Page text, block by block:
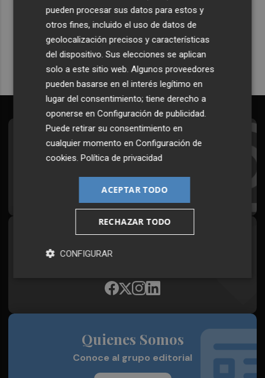
Plaza Podcast en tu correo
Quiero suscribirme
Suscríbete al Boletín
Todos los días a primera hora en tu email
¡Quiero suscribirme!
Síguenos en redes
Plaza Podcast, desde cualquier medio
Quienes Somos
Conoce al grupo editorial
pueden procesar sus datos para estos y
otros fines, incluido el uso de datos de
geolocalización precisos y características
del dispositivo. Sus elecciones se aplican
solo a este sitio web. Algunos proveedores
pueden basarse en el interés legítimo en
lugar del consentimiento; tiene derecho a
oponerse enConfiguración de publicidad.
Puede retirar su consentimiento en
cualquier momento enConfiguración de
cookies.Política de privacidad
ACEPTAR TODO
RECHAZAR TODO
CONFIGURAR